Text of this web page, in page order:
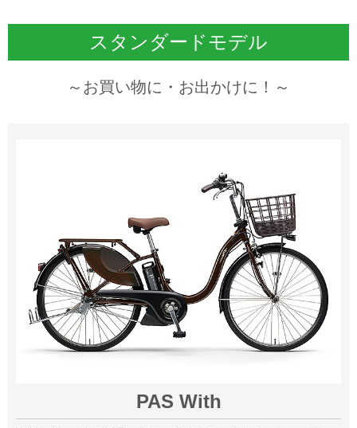
スタンダードモデル
～お買い物に・お出かけに！～
PAS With